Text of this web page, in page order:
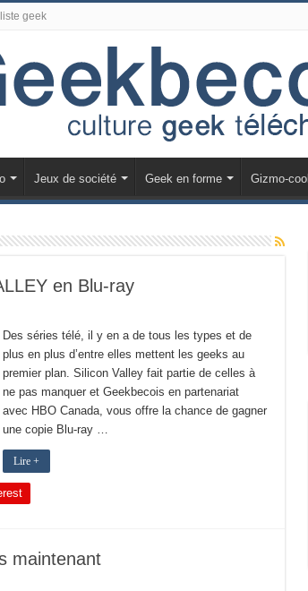
geek
Jeux de société Geek en forme Gizmo-cool
en Blu-ray
Des séries télé, il y en a de tous les types et de
plus en plus d’entre elles mettent les geeks au
premier plan. Silicon Valley fait partie de celles à
ne pas manquer et Geekbecois en partenariat
avec HBO Canada, vous offre la chance de gagner
une copie Blu-ray …
Lire +
maintenant